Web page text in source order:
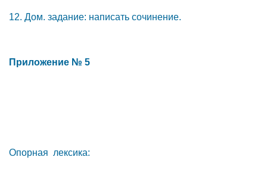
12. Дом. задание: написать сочинение.
Приложение № 5
Опорная лексика: